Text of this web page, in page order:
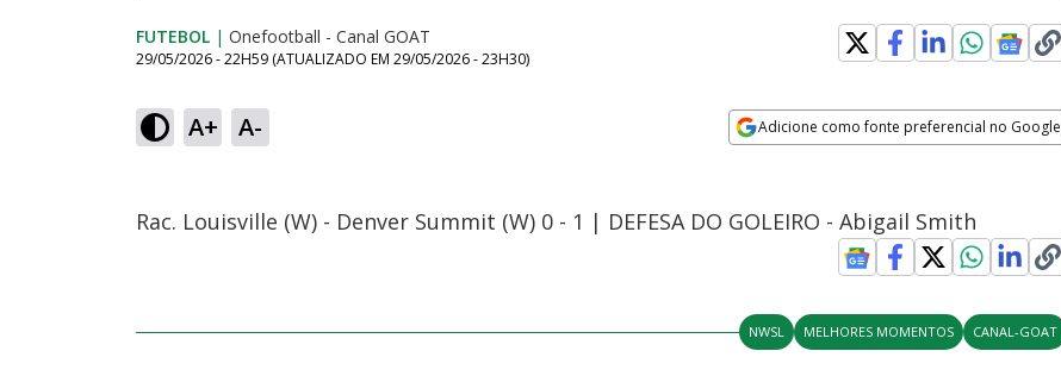
FUTEBOL | Onefootball - Canal GOAT
29/05/2026 - 22H59 (ATUALIZADO EM 29/05/2026 - 23H30)
A+ A- Adicione como fonte preferencial no Google
Rac. Louisville (W) - Denver Summit (W) 0 - 1 | DEFESA DO GOLEIRO - Abigail Smith
NWSL MELHORES MOMENTOS CANAL-GOAT